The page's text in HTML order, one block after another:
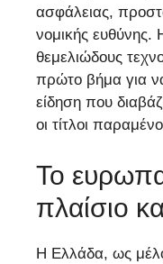
ασφάλειας,
νομικής ευθύνης.
θεμελιώδους
πρώτο βήμα για
είδηση που
οι τίτλοι
Το
πλαίσιο
Η Ελλάδα, ως